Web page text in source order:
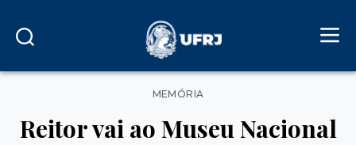
Categorias
MEMÓRIA
Reitor vai ao Museu Nacional